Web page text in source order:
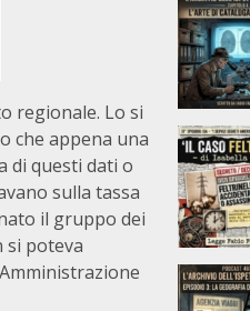
regionale. Lo si
che appena una
di questi dati o
sulla tassa
il gruppo dei
si poteva